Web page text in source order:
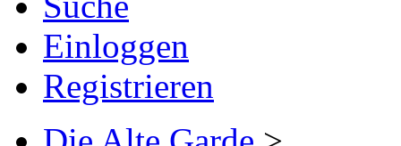
Einloggen
Registrieren